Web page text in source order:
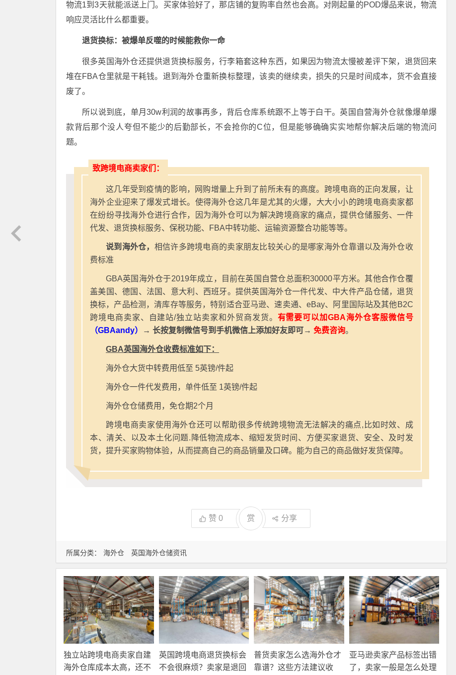
所属分类： 海外仓 英国海外仓储资讯
物流1到3天就能派送上门。 买家体验好了，那店铺的复购率自然也会高。对刚起量的POD爆品来说，物流
响应灵活比什么都重要。
退货换标：被爆单反噬的时候能救你一命
很多英国海外仓还提供退货换标服务，行李箱套这种东西，如果因为物流太慢被差评下架，退货回来
堆在FBA仓里就是干耗钱。退到海外仓重新换标整理，该卖的继续卖，损失的只是时间成本，货不会直接
废了。
所以说到底，单月30w利润的故事再多，背后仓库系统跟不上等于白干。英国自营海外仓就像爆单爆
款背后那个没人夸但不能少的后勤部长，不会抢你的C位，但是能够确确实实地帮你解决后端的物流问
题。
致跨境电商卖家们：
这几年受到疫情的影响，网购增量上升到了前所未有的高度。跨境电商的正向发展，让
海外企业迎来了爆发式增长。使得海外仓这几年是尤其的火爆，大大小小的跨境电商卖家都
在纷纷寻找海外仓进行合作，因为海外仓可以为解决跨境商家的痛点，提供仓储服务、一件
代发、退货换标服务、保税功能、FBA中转功能、运输资源整合功能等等。
说到海外仓， 相信许多跨境电商的卖家朋友比较关心的是哪家海外仓靠谱以及海外仓收
费标准
GBA英国海外仓于2019年成立，目前在英国自营仓总面积30000平方米。其他合作仓覆
盖美国、德国、法国、意大利、西班牙。提供英国海外仓一件代发、中大件产品仓储，退货
换标，产品检测，清库存等服务，特别适合亚马逊、速卖通、eBay、阿里国际站及其他B2C
跨境电商卖家、自建站/独立站卖家和外贸商发货。 有需要可以加GBA海外仓客服微信号
（GBAandy）
→ 长按复制微信号到手机微信上添加好友即可→ 免费咨询。
GBA英国海外仓收费标准如下：
海外仓大货中转费用低至 5英镑/件起
海外仓一件代发费用，单件低至 1英镑/件起
海外仓仓储费用，免仓期2个月
跨境电商卖家使用海外仓还可以帮助很多传统跨境物流无法解决的痛点,比如时效、成
本、清关、以及本土化问题.降低物流成本、缩短发货时间、方便买家退货、安全、及时发
货，提升买家购物体验，从而提高自己的商品销量及口碑。能为自己的商品做好发货保障。
赞 0 赏 分享
独立站跨境电商卖家自建
海外仓库成本太高，还不
英国跨境电商退货换标会
不会很麻烦？卖家是退回
普货卖家怎么选海外仓才
靠谱？这些方法建议收
亚马逊卖家产品标签出错
了，卖家一般是怎么处理